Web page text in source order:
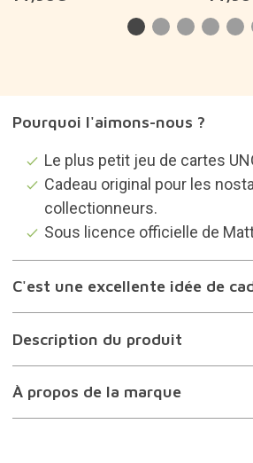
Pourquoi l'aimons-nous ?
Le plus petit jeu de cartes
Cadeau original pour les
collectionneurs.
Sous licence officielle de
C'est une excellente idée de
Description du produit
À propos de la marque